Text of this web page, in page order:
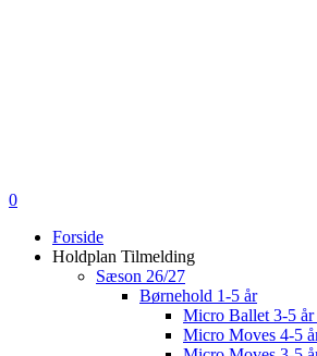
0
Forside
Holdplan Tilmelding
Sæson 26/27
Børnehold 1-5 år
Micro Ballet 3-5
Micro Moves 4-5